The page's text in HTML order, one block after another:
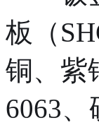
板（
铜、紫
6063